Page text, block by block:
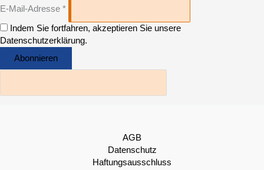
E-Mail-Adresse *
Indem Sie fortfahren, akzeptieren Sie unsere
Datenschutzerklärung.
AGB
Datenschutz
Haftungsausschluss